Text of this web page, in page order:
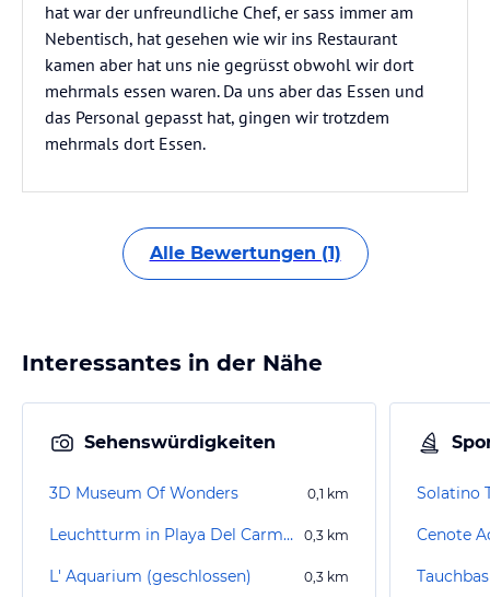
hat war der unfreundliche Chef, er sass immer am
Nebentisch, hat gesehen wie wir ins Restaurant
kamen aber hat uns nie gegrüsst obwohl wir dort
mehrmals essen waren. Da uns aber das Essen und
das Personal gepasst hat, gingen wir trotzdem
mehrmals dort Essen.
Alle Bewertungen (1)
Interessantes in der Nähe
Sehenswürdigkeiten
3D Museum Of Wonders 0,1 km
Leuchtturm in Playa Del Carmen 0,3 km
L' Aquarium (geschlossen) 0,3 km
Solatino
Cenote